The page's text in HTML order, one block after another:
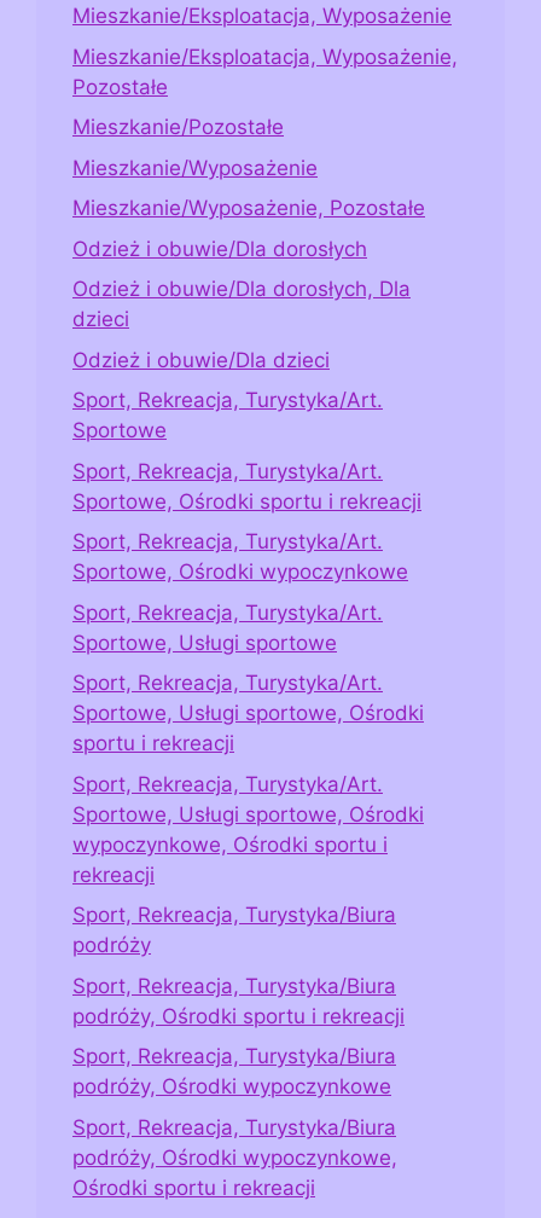
Mieszkanie/Eksploatacja, Wyposażenie
Mieszkanie/Eksploatacja, Wyposażenie,
Pozostałe
Mieszkanie/Pozostałe
Mieszkanie/Wyposażenie
Mieszkanie/Wyposażenie, Pozostałe
Odzież i obuwie/Dla dorosłych
Odzież i obuwie/Dla dorosłych, Dla
dzieci
Odzież i obuwie/Dla dzieci
Sport, Rekreacja, Turystyka/Art.
Sportowe
Sport, Rekreacja, Turystyka/Art.
Sportowe, Ośrodki sportu i rekreacji
Sport, Rekreacja, Turystyka/Art.
Sportowe, Ośrodki wypoczynkowe
Sport, Rekreacja, Turystyka/Art.
Sportowe, Usługi sportowe
Sport, Rekreacja, Turystyka/Art.
Sportowe, Usługi sportowe, Ośrodki
sportu i rekreacji
Sport, Rekreacja, Turystyka/Art.
Sportowe, Usługi sportowe, Ośrodki
wypoczynkowe, Ośrodki sportu i
rekreacji
Sport, Rekreacja, Turystyka/Biura
podróży
Sport, Rekreacja, Turystyka/Biura
podróży, Ośrodki sportu i rekreacji
Sport, Rekreacja, Turystyka/Biura
podróży, Ośrodki wypoczynkowe
Sport, Rekreacja, Turystyka/Biura
podróży, Ośrodki wypoczynkowe,
Ośrodki sportu i rekreacji